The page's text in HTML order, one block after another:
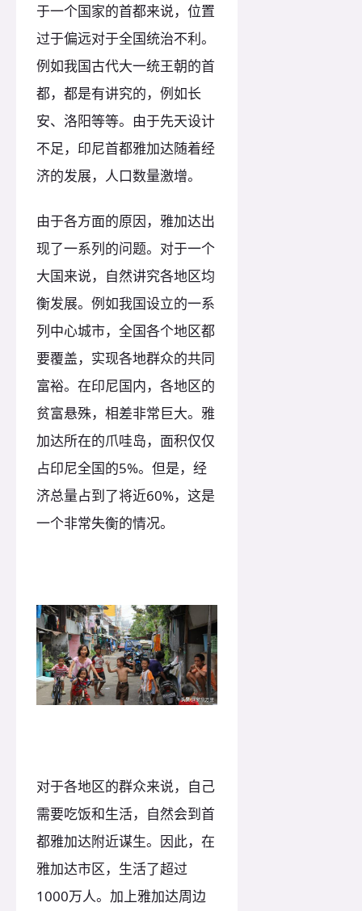
于一个国家的首都来说，位置
过于偏远对于全国统治不利。
例如我国古代大一统王朝的首
都，都是有讲究的，例如长
安、洛阳等等。由于先天设计
不足，印尼首都雅加达随着经
济的发展，人口数量激增。
由于各方面的原因，雅加达出
现了一系列的问题。对于一个
大国来说，自然讲究各地区均
衡发展。例如我国设立的一系
列中心城市，全国各个地区都
要覆盖，实现各地群众的共同
富裕。在印尼国内，各地区的
贫富悬殊，相差非常巨大。雅
加达所在的爪哇岛，面积仅仅
占印尼全国的5%。但是，经
济总量占到了将近60%，这是
一个非常失衡的情况。
对于各地区的群众来说，自己
需要吃饭和生活，自然会到首
都雅加达附近谋生。因此，在
雅加达市区，生活了超过
1000万人。加上雅加达周边